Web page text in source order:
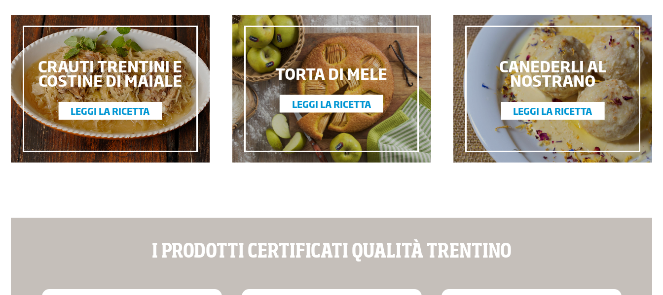
CRAUTI TRENTINI E
COSTINE DI MAIALE
LEGGI LA RICETTA
TORTA DI MELE
LEGGI LA RICETTA
CANEDERLI AL
NOSTRANO
LEGGI LA RICETTA
I PRODOTTI CERTIFICATI QUALITÀ TRENTINO